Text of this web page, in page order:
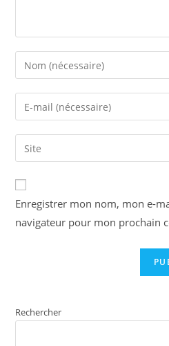
Enregistrer mon nom, mon e-
navigateur pour mon prochain
Rechercher